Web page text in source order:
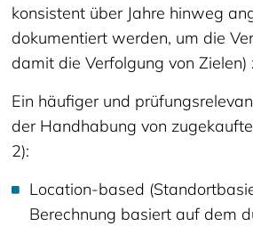
konsistent über Jahre hinweg
dokumentiert werden, um die
damit die Verfolgung von
Ein häufiger und
der Handhabung von
2):
Location-based
Berechnung basiert auf dem